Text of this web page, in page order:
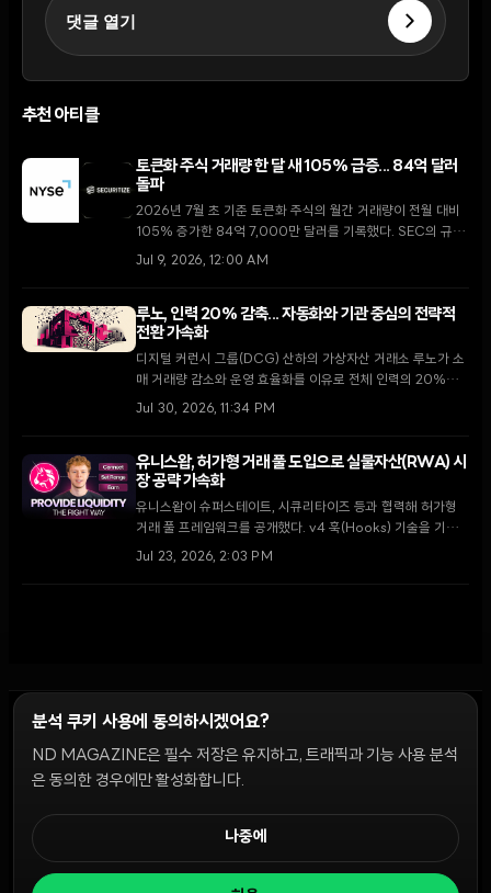
댓글 열기
추천 아티클
토큰화 주식 거래량 한 달 새 105% 급증... 84억 달러
돌파
2026년 7월 초 기준 토큰화 주식의 월간 거래량이 전월 대비
105% 증가한 84억 7,000만 달러를 기록했다. SEC의 규제
명확화와 주요 거래소의 인프라 구축이 맞물리며 실물자산
Jul 9, 2026, 12:00 AM
루노, 인력 20% 감축... 자동화와 기관 중심의 전략적
전환 가속화
디지털 커런시 그룹(DCG) 산하의 가상자산 거래소 루노가 소
매 거래량 감소와 운영 효율화를 이유로 전체 인력의 20%를
감축한다. 이번 조치는 2026년 7월 가상자산 업계 전반에 몰
Jul 30, 2026, 11:34 PM
유니스왑, 허가형 거래 풀 도입으로 실물자산(RWA) 시
장 공략 가속화
유니스왑이 슈퍼스테이트, 시큐리타이즈 등과 협력해 허가형
거래 풀 프레임워크를 공개했다. v4 훅(Hooks) 기술을 기반
으로 블랙록의 BUIDL 펀드 등 제도권 자산에 유동성을 공급하
Jul 23, 2026, 2:03 PM
윤리 원칙 Discord 봇캠페인 가이드커뮤니티 랭킹
쿠키 설정
분석 쿠키 사용에 동의하시겠어요?
ND MAGAZINE은 필수 저장은 유지하고, 트래픽과 기능 사용 분석
은 동의한 경우에만 활성화합니다.
나중에